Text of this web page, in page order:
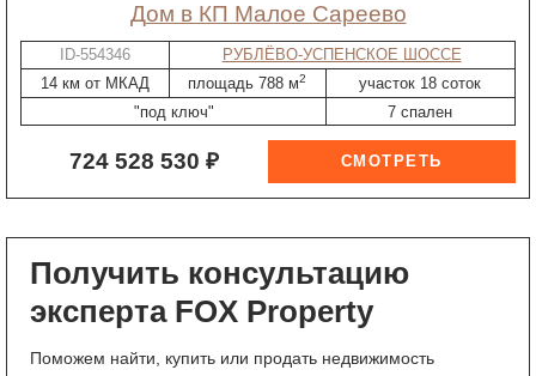
дом в КП Малое Сареево
ID-554346
РУБЛЁВО-УСПЕНСКОЕ ШОССЕ
14 км от МКАД
площадь 788 м2
участок 18 соток
"под ключ"
7 спален
724 528 530 ₽
Получить консультацию
эксперта FOX Property
Поможем найти, купить или продать недвижимость